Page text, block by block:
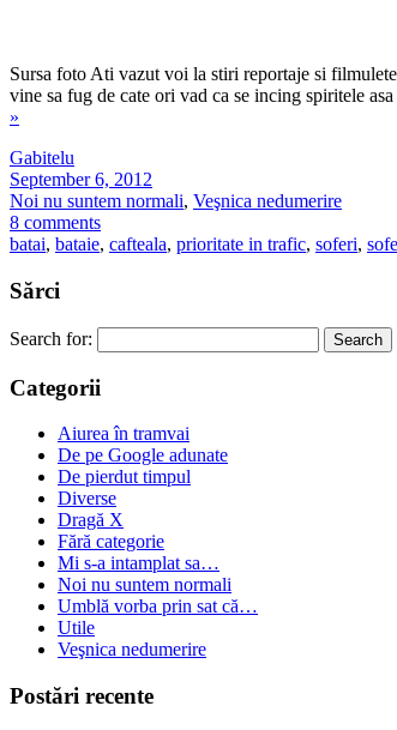
Sursa foto Ati vazut voi la stiri reportaje si
vine sa fug de cate ori vad ca se incing spiritele
»
Gabitelu
September 6, 2012
Noi nu suntem normali, Veşnica nedumerire
8 comments
batai, bataie, cafteala, prioritate in trafic, soferi,
Sărci
Search for:
Categorii
Aiurea în tramvai
De pe Google adunate
De pierdut timpul
Diverse
Dragă X
Fără categorie
Mi s-a intamplat sa…
Noi nu suntem normali
Umblă vorba prin sat că…
Utile
Veşnica nedumerire
Postări recente